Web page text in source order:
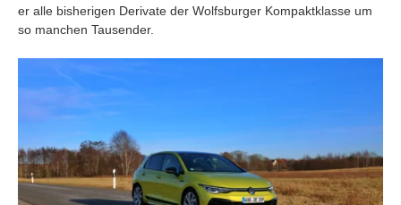
er alle bisherigen Derivate der Wolfsburger Kompaktklasse um
so manchen Tausender.